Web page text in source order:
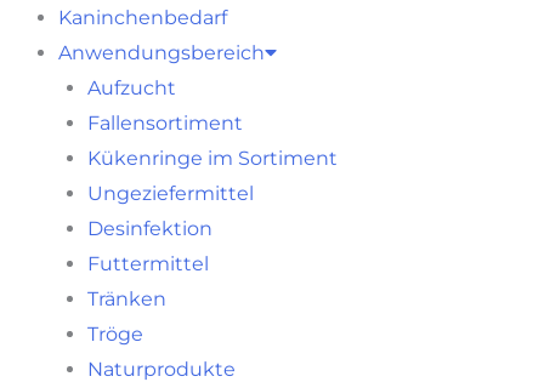
Kaninchenbedarf
Anwendungsbereich
Aufzucht
Fallensortiment
Kükenringe im Sortiment
Ungeziefermittel
Desinfektion
Futtermittel
Tränken
Tröge
Naturprodukte